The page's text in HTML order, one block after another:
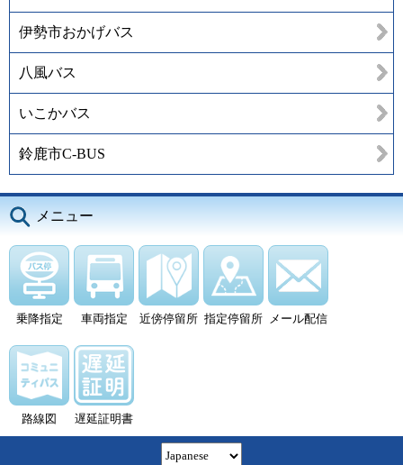
伊勢市おかげバス
八風バス
いこかバス
鈴鹿市C-BUS
メニュー
乗降指定 車両指定 近傍停留所 指定停留所 メール配信
路線図 遅延証明書